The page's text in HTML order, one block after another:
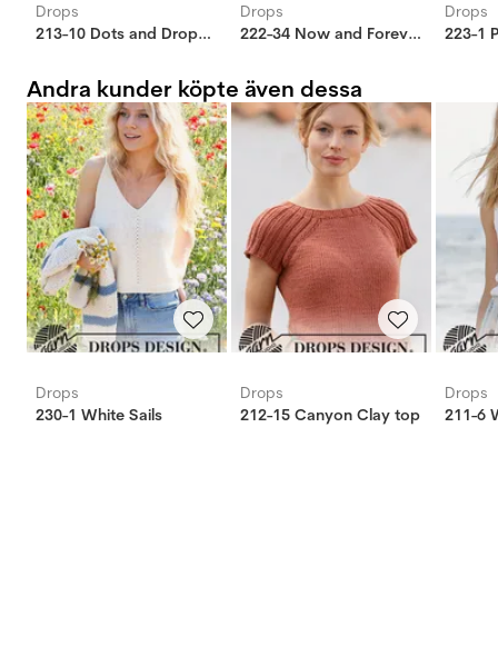
Drops
213-10 Dots and Drops jakke
Drops
222-34 Now and Forever tröja
Drops
Andra kunder köpte även dessa
Drops
230-1 White Sails
Drops
212-15 Canyon Clay top
Drops
211-6